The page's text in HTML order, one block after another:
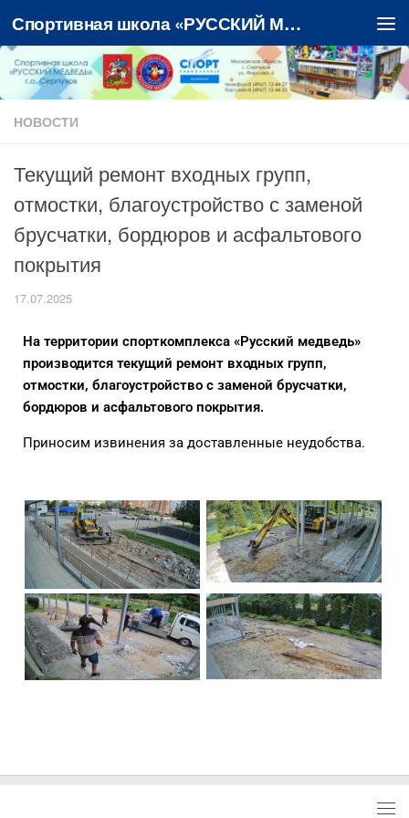
Перейти к содержимому Спортивная школа «РУССКИЙ МЕДВЕДЬ»
НОВОСТИ
Текущий ремонт входных групп,
отмостки, благоустройство с заменой
брусчатки, бордюров и асфальтового
покрытия
17.07.2025
На территории спорткомплекса «Русский медведь»
производится текущий ремонт входных групп,
отмостки, благоустройство с заменой брусчатки,
бордюров и асфальтового покрытия.
Приносим извинения за доставленные неудобства.